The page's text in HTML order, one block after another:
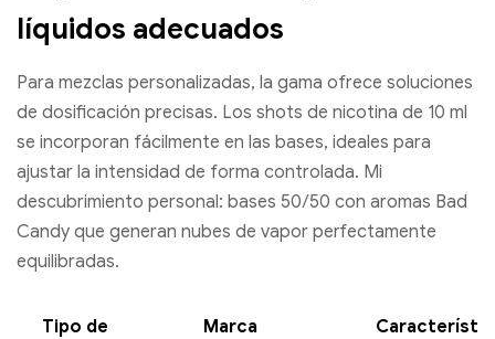
líquidos adecuados
Para mezclas personalizadas, la gama ofrece soluciones
de dosificación precisas. Los shots de nicotina de 10 ml
se incorporan fácilmente en las bases, ideales para
ajustar la intensidad de forma controlada. Mi
descubrimiento personal: bases 50/50 con aromas Bad
Candy que generan nubes de vapor perfectamente
equilibradas.
Tipo de
Marca